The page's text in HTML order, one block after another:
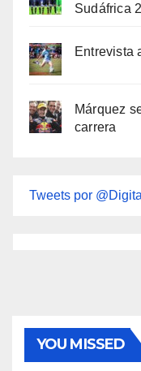
Sudáfrica
Entrevista
Márquez
carrera
Tweets por
YOU MISSED